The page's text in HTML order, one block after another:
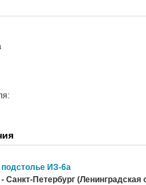
подстолье ИЗ-6а
Санкт-Петербург